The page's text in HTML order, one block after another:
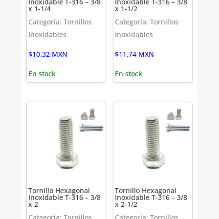
x 1-1/4
Categoría: Tornillos
Inoxidables
$10.32 MXN
En stock
x 1-1/2
Categoría: Tornillos
Inoxidables
$11.74 MXN
En stock
Tornillo Hexagonal
Inoxidable T-316 – 3/8
x 2
Categoría: Tornillos
Tornillo Hexagonal
Inoxidable T-316 – 3/8
x 2-1/2
Categoría: Tornillos